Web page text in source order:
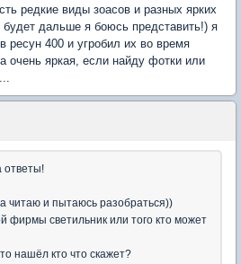
редкие виды зоасов и разных ярких
дальше я боюсь представить!) я
ресун 400 и угробил их во время
очень яркая, если найду фотки или
ответы!
читаю и пытаюсь разобраться))
фирмы светильник или того кто может
нашёл кто что скажет?